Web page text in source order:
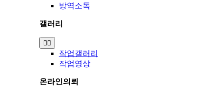
방역소독
갤러리
Toggle
Navigation
작업갤러리
작업영상
온라인의뢰